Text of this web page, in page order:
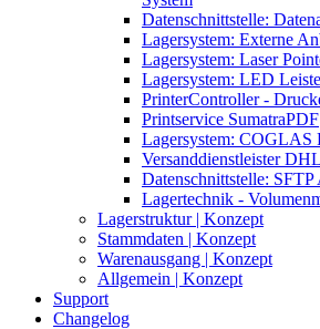
Datenschnittstelle:
Lagersystem: Externe
Lagersystem: Laser
Lagersystem: LED Leiste
PrinterController -
Printservice SumatraPDF
Lagersystem: COGLAS
Versanddienstleister
Datenschnittstelle: SFTP
Lagertechnik -
Lagerstruktur | Konzept
Stammdaten | Konzept
Warenausgang | Konzept
Allgemein | Konzept
Support
Changelog